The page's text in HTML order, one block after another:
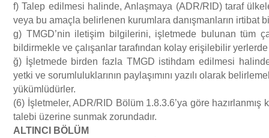
f) Talep edilmesi halinde, Anlaşmaya (ADR/RID) taraf
veya bu amaçla belirlenen kurumlara danışmanların irtibat
g) TMGD’nin iletişim bilgilerini, işletmede bulunan tüm
bildirmekle ve çalışanlar tarafından kolay erişilebilir
ğ) İşletmede birden fazla TMGD istihdam edilmesi halinde
yetki ve sorumluluklarının paylaşımını yazılı olarak
yükümlüdürler.
(6) İşletmeler, ADR/RID Bölüm 1.8.3.6’ya göre hazırlanmış
talebi üzerine sunmak zorundadır.
ALTINCI BÖLÜ M